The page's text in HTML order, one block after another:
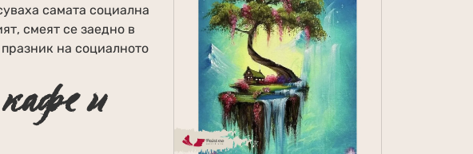
самата социална
смеят се заедно в
на социалното
и